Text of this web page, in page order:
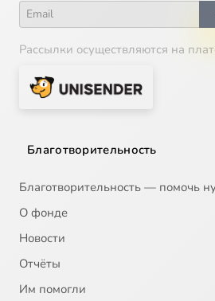
Рассылки осуществляются на
Благотворительность
Благотворительность — помочь
О фонде
Новости
Отчёты
Им помогли